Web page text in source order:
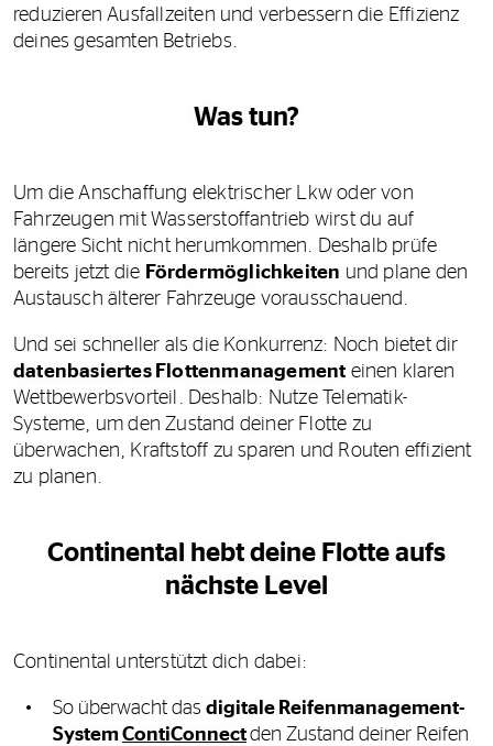
reduzieren Ausfallzeiten und verbessern die Effizienz
deines gesamten Betriebs.
Was tun?
Um die Anschaffung elektrischer Lkw oder von
Fahrzeugen mit Wasserstoffantrieb wirst du auf
längere Sicht nicht herumkommen. Deshalb prüfe
bereits jetzt die Fördermöglichkeiten und plane den
Austausch älterer Fahrzeuge vorausschauend.
Und sei schneller als die Konkurrenz: Noch bietet dir
datenbasiertes Flottenmanagement einen klaren
Wettbewerbsvorteil. Deshalb: Nutze Telematik-
Systeme, um den Zustand deiner Flotte zu
überwachen, Kraftstoff zu sparen und Routen effizient
zu planen.
Continental hebt deine Flotte aufs
nächste Level
Continental unterstützt dich dabei:
So überwacht das digitale Reifenmanagement-
SystemContiConnectden Zustand deiner Reifen